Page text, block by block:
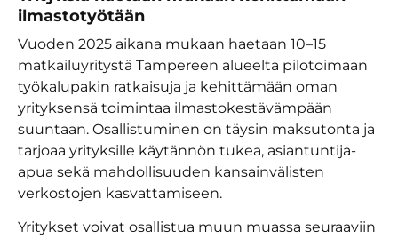
ilmastotyötään
Vuoden 2025 aikana mukaan haetaan 10–15
matkailuyritystä Tampereen alueelta pilotoimaan
työkalupakin ratkaisuja ja kehittämään oman
yrityksensä toimintaa ilmastokestävämpään
suuntaan. Osallistuminen on täysin maksutonta ja
tarjoaa yrityksille käytännön tukea, asiantuntija-
apua sekä mahdollisuuden kansainvälisten
verkostojen kasvattamiseen.
Yritykset voivat osallistua muun muassa seuraaviin